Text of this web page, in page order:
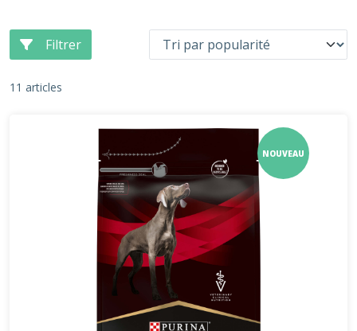
Filtrer
11 articles
NOUVEAU